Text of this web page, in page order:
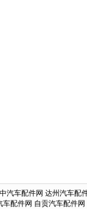
汽车配件网 达州汽车配
车配件网 自贡汽车配件网